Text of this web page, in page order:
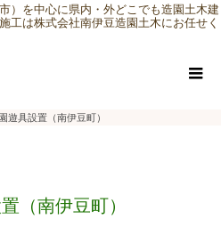
）を中心に県内・外どこでも造園土木建
工は株式会社南伊豆造園土木にお任せく
遊具設置（南伊豆町）
（南伊豆町）